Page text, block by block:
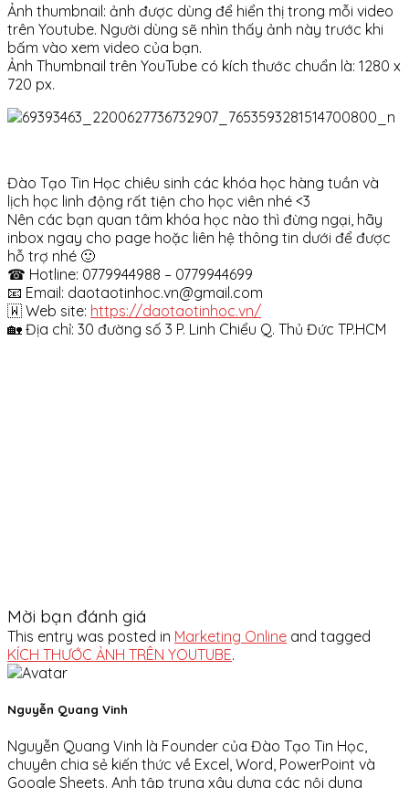
Ảnh thumbnail: ảnh được dùng để hiển thị trong mỗi video
trên Youtube. Người dùng sẽ nhìn thấy ảnh này trước khi
bấm vào xem video của bạn.
Ảnh Thumbnail trên YouTube có kích thước chuẩn là: 1280 x
720 px.
Đào Tạo Tin Học chiêu sinh các khóa học hàng tuần và
lịch học linh động rất tiện cho học viên nhé <3
Nên các bạn quan tâm khóa học nào thì đừng ngại, hãy
inbox ngay cho page hoặc liên hệ thông tin dưới để được
hỗ trợ nhé 🙂
☎ Hotline: 0779944988 – 0779944699
📧 Email: daotaotinhoc.vn@gmail.com
🇼 Web site: https://daotaotinhoc.vn/
🏡 Địa chỉ: 30 đường số 3 P. Linh Chiểu Q. Thủ Đức TP.HCM
Mời bạn đánh giá
This entry was posted in Marketing Online and tagged
KÍCH THƯỚC ẢNH TRÊN YOUTUBE.
Nguyễn Quang Vinh
Nguyễn Quang Vinh là Founder của Đào Tạo Tin Học,
chuyên chia sẻ kiến thức về Excel, Word, PowerPoint và
Google Sheets. Anh tập trung xây dựng các nội dung